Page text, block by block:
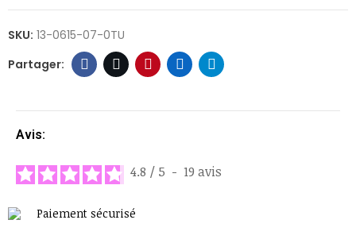
SKU: 13-0615-07-0TU
Avis:
4.8 / 5 - 19 avis
Paiement sécurisé